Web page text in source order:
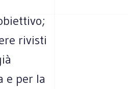
rivisti
e per la